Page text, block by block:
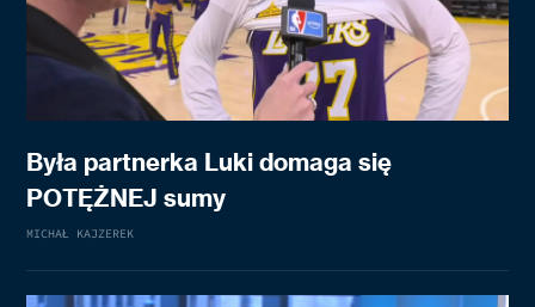
Była partnerka Luki domaga się
POTĘŻNEJ sumy
MICHAŁ KAJZEREK